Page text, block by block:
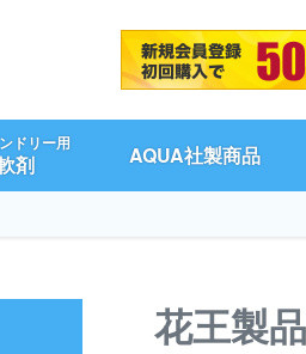
ドリー用
剤 AQUA社製商品
花王製品